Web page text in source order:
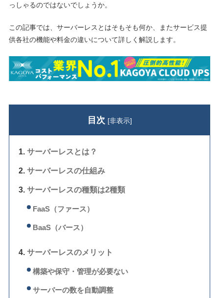
っしゃるのではないでしょうか。
この記事では、サーバーレスとはそもそも何か、またサービス提
供各社の機能や料金の違いについて詳しく解説します。
目次 [非表示]
サーバーレスとは？
サーバーレスの仕組み
サーバーレスの種類は2種類
FaaS（ファース）
BaaS（バース）
サーバーレスのメリット
構築や保守・管理が必要ない
サーバーの数を自動調整